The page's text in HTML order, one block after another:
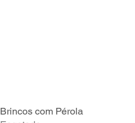
Brincos com Pérola